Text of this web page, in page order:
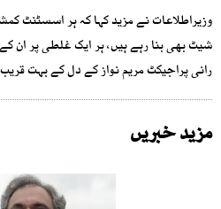
وزیراطلاعات نے مزید کہا کہ ہر اسسٹنٹ
شیٹ بھی بنا رہے ہیں، ہر ایک غلطی پر ان
رانی پراجیکٹ مریم نواز کے دل کے بہت
مزید خبریں